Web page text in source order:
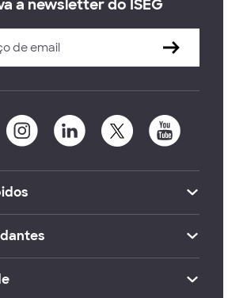
a newsletter do ISEG